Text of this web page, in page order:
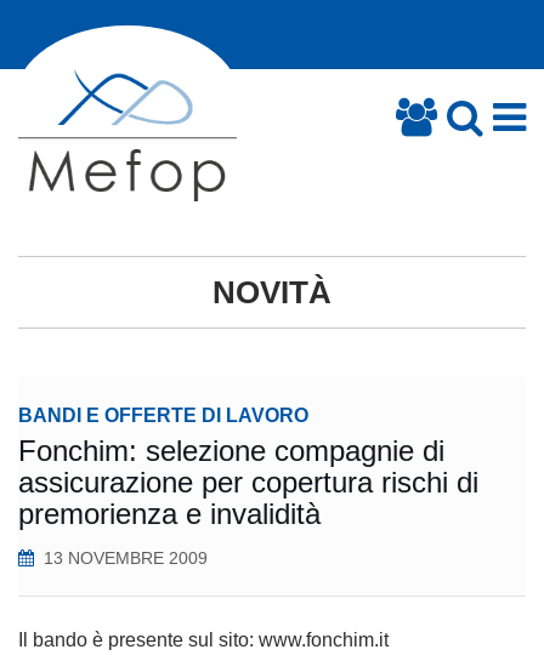
NOVITÀ
BANDI E OFFERTE DI LAVORO
Fonchim: selezione compagnie di
assicurazione per copertura rischi di
premorienza e invalidità
13 NOVEMBRE 2009
Il bando è presente sul sito: www.fonchim.it